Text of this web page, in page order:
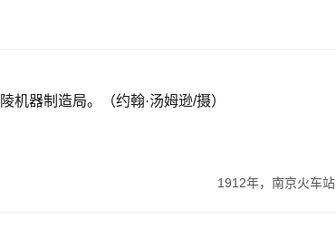
机器制造局。（约翰·汤姆逊/摄）
1912年，南京火车站